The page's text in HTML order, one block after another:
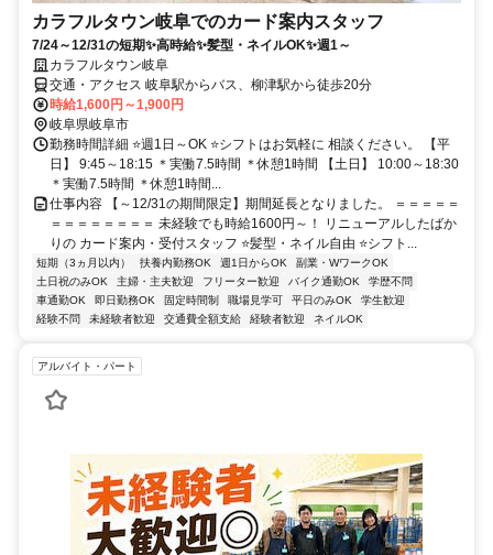
カラフルタウン岐阜でのカード案内スタッフ
7/24～12/31の短期✨高時給✨髪型・ネイルOK✨週1～
カラフルタウン岐阜
交通・アクセス 岐阜駅からバス、柳津駅から徒歩20分
時給1,600円～1,900円
岐阜県岐阜市
勤務時間詳細 ⭐週1日～OK ⭐シフトはお気軽に 相談ください。 【平
日】 9:45～18:15 ＊実働7.5時間 ＊休憩1時間 【土日】 10:00～18:30
＊実働7.5時間 ＊休憩1時間...
仕事内容 【～12/31の期間限定】期間延長となりました。 ＝＝＝＝＝
＝＝＝＝＝＝＝＝ 未経験でも時給1600円～！ リニューアルしたばか
りの カード案内・受付スタッフ ⭐髪型・ネイル自由 ⭐シフト...
短期（3ヵ月以内） 扶養内勤務OK 週1日からOK
副業・WワークOK
土日祝のみOK
主婦・主夫歓迎 フリーター歓迎 バイク通勤OK
学歴不問
車通勤OK
即日勤務OK 固定時間制 職場見学可 平日のみOK
学生歓迎
経験不問
未経験者歓迎 交通費全額支給 経験者歓迎 ネイルOK
アルバイト・パート